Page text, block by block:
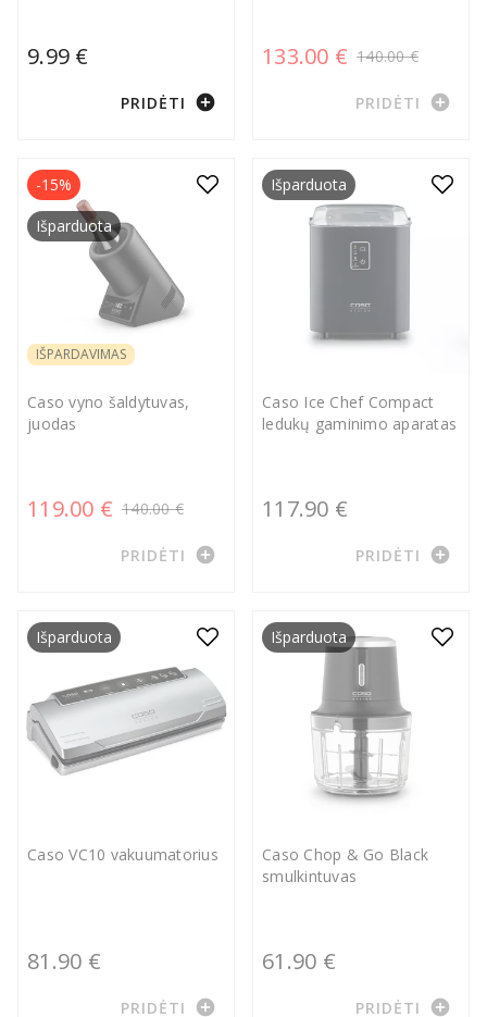
9.99 €
PRIDĖTI add_circle
133.00 € 140.00 €
PRIDĖTI add_circle
IŠPARDAVIMAS
Caso vyno šaldytuvas,
juodas
119.00 € 140.00 €
-15%
Išparduota
PRIDĖTI add_circle
Caso Ice Chef Compact
ledukų gaminimo aparatas
117.90 €
Išparduota
PRIDĖTI add_circle
Caso VC10 vakuumatorius
81.90 €
Išparduota
PRIDĖTI add_circle
Caso Chop & Go Black
smulkintuvas
61.90 €
Išparduota
PRIDĖTI add_circle